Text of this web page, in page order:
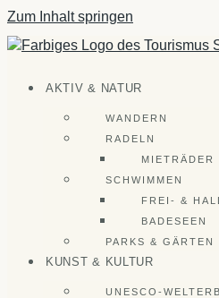
Zum Inhalt springen
AKTIV & NATUR
WANDERN
RADELN
MIETRÄDER
SCHWIMMEN
FREI- &
BADESEEN
PARKS & GÄRTEN
KUNST & KULTUR
UNESCO-